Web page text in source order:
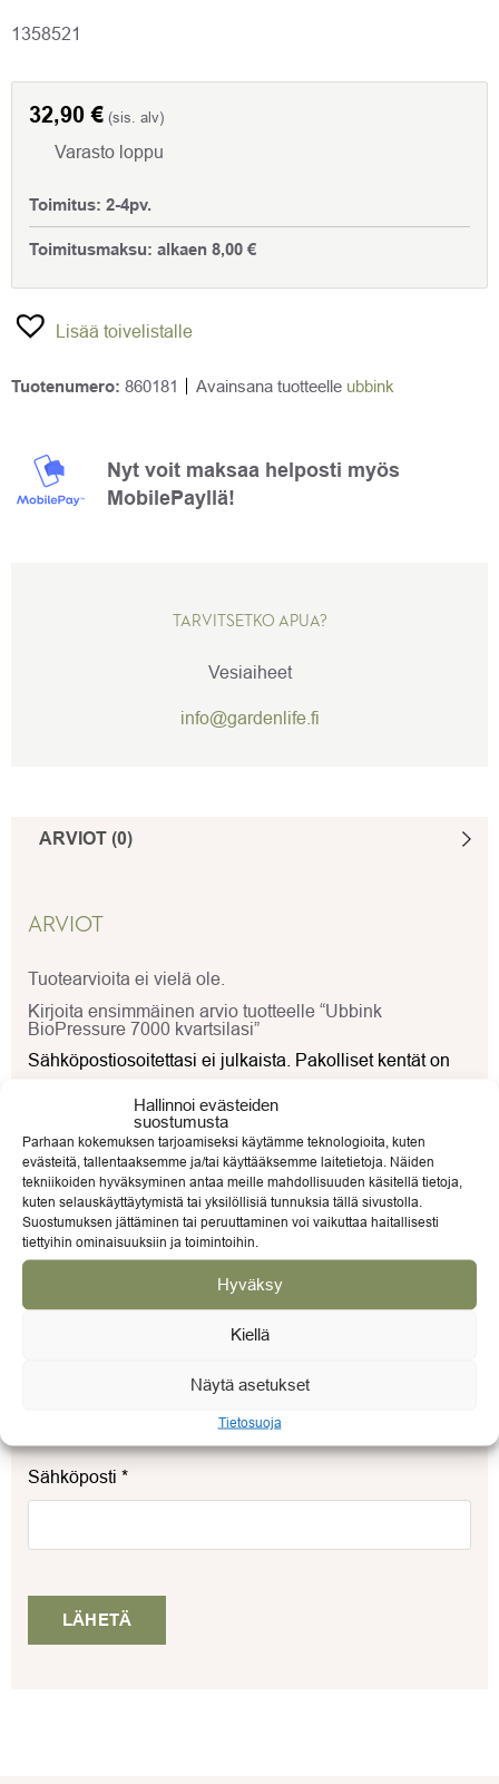
Hallinnoi evästeiden
suostumusta
Parhaan kokemuksen tarjoamiseksi käytämme teknologioita, kuten
evästeitä, tallentaaksemme ja/tai käyttääksemme laitetietoja. Näiden
tekniikoiden hyväksyminen antaa meille mahdollisuuden käsitellä tietoja,
kuten selauskäyttäytymistä tai yksilöllisiä tunnuksia tällä sivustolla.
Suostumuksen jättäminen tai peruuttaminen voi vaikuttaa haitallisesti
tiettyihin ominaisuuksiin ja toimintoihin.
Hyväksy
Kiellä
Näytä asetukset
Tietosuoja
1358521
32,90€ (sis. alv)
Varasto loppu
Toimitus: 2-4pv.
Toimitusmaksu: alkaen 8,00 €
Lisää toivelistalle
Tuotenumero: 860181 Avainsana tuotteelle ubbink
Nyt voit maksaa helposti myös
MobilePayllä!
TARVITSETKO APUA?
Vesiaiheet
info@gardenlife.fi
ARVIOT (0)
ARVIOT
Tuotearvioita ei vielä ole.
Kirjoita ensimmäinen arvio tuotteelle “Ubbink
BioPressure 7000 kvartsilasi”
Sähköpostiosoitettasi ei julkaista. Pakolliset kentät on
Arviosi*
Sähköposti *